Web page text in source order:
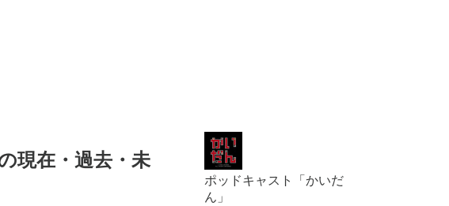
現在・過去・未
ポッドキャスト「かいだ
ん」